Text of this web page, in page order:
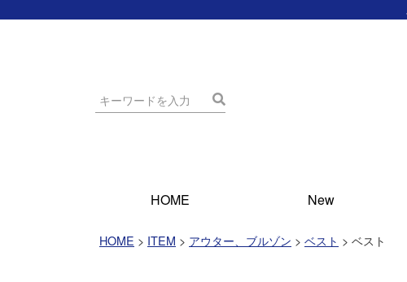
HOME New
HOME ITEM アウター、ブルゾン ベスト ベスト